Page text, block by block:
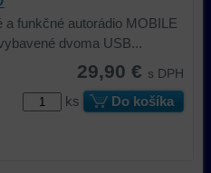
a funkčné autorádio MOBILE
dvoma USB...
29,90 € s DPH
ks Do košíka